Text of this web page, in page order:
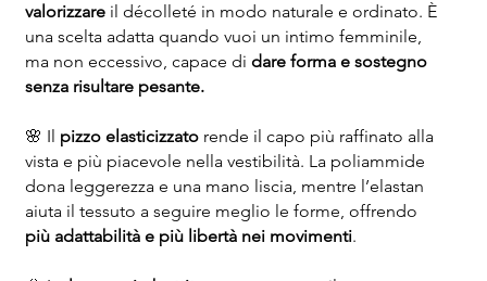
valorizzareil décolleté in modo naturale e ordinato. È
una scelta adatta quando vuoi un intimo femminile,
ma non eccessivo, capace di dare forma e sostegno
senza risultare pesante.
🌸 Il pizzo elasticizzatorende il capo più raffinato alla
vista e più piacevole nella vestibilità. La poliammide
dona leggerezza e una mano liscia, mentre l’elastan
aiuta il tessuto a seguire meglio le forme, offrendo
più adattabilità e più libertà nei movimenti.